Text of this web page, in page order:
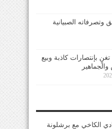
وتصرفاته الصبيانية
تغنٍ بإنتصارات كاذبة وبيع
والجماهير
الكاخي مع برشلونة